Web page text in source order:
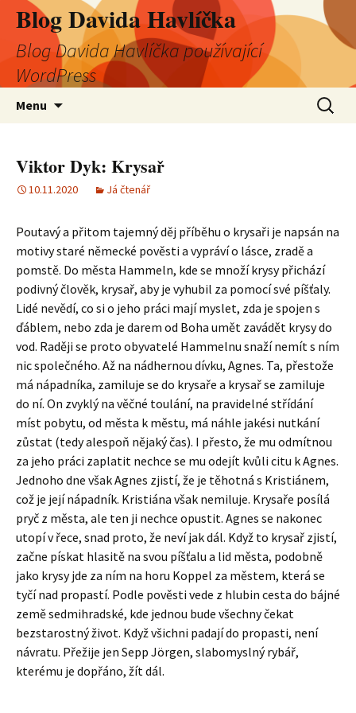
Blog Davida Havlíčka
Blog Davida Havlíčka používající
WordPress
Menu
Viktor Dyk: Krysař
10.11.2020 Já čtenář
Poutavý a přitom tajemný děj příběhu o krysaři je napsán na
motivy staré německé pověsti a vypráví o lásce, zradě a
pomstě. Do města Hammeln, kde se množí krysy přichází
podivný člověk, krysař, aby je vyhubil za pomocí své píšťaly.
Lidé nevědí, co si o jeho práci mají myslet, zda je spojen s
ďáblem, nebo zda je darem od Boha umět zavádět krysy do
vod. Raději se proto obyvatelé Hammelnu snaží nemít s ním
nic společného. Až na nádhernou dívku, Agnes. Ta, přestože
má nápadníka, zamiluje se do krysaře a krysař se zamiluje
do ní. On zvyklý na věčné toulání, na pravidelné střídání
míst pobytu, od města k městu, má náhle jakési nutkání
zůstat (tedy alespoň nějaký čas). I přesto, že mu odmítnou
za jeho práci zaplatit nechce se mu odejít kvůli citu k Agnes.
Jednoho dne však Agnes zjistí, že je těhotná s Kristiánem,
což je její nápadník. Kristiána však nemiluje. Krysaře posílá
pryč z města, ale ten ji nechce opustit. Agnes se nakonec
utopí v řece, snad proto, že neví jak dál. Když to krysař zjistí,
začne pískat hlasitě na svou píšťalu a lid města, podobně
jako krysy jde za ním na horu Koppel za městem, která se
tyčí nad propastí. Podle pověsti vede z hlubin cesta do bájné
země sedmihradské, kde jednou bude všechny čekat
bezstarostný život. Když všichni padají do propasti, není
návratu. Přežije jen Sepp Jörgen, slabomyslný rybář,
kterému je dopřáno, žít dál.